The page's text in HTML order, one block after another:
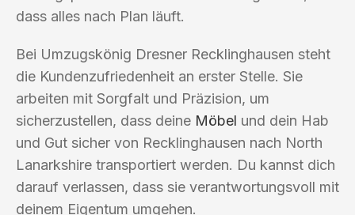
dass alles nach Plan läuft.
Bei Umzugskönig Dresner Recklinghausen steht
die Kundenzufriedenheit an erster Stelle. Sie
arbeiten mit Sorgfalt und Präzision, um
sicherzustellen, dass deine Möbel und dein Hab
und Gut sicher von Recklinghausen nach North
Lanarkshire transportiert werden. Du kannst dich
darauf verlassen, dass sie verantwortungsvoll mit
deinem Eigentum umgehen.